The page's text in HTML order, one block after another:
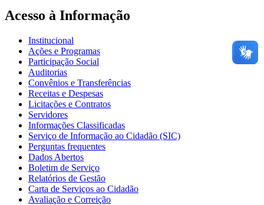
Acesso à Informação
Institucional
Ações e Programas
Participação Social
Auditorias
Convênios e Transferências
Receitas e Despesas
Licitações e Contratos
Servidores
Informações Classificadas
Serviço de Informação ao Cidadão (SIC)
Perguntas frequentes
Dados Abertos
Boletim de Serviço
Relatórios de Gestão
Carta de Serviços ao Cidadão
Avaliação e Correição